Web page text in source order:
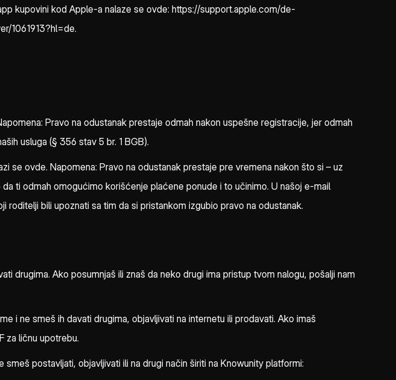
kupovini kod Apple-a nalaze se ovde: https://support.apple.com/de-
1061913?hl=de.
Pravo na odustanak prestaje odmah nakon uspešne registracije, jer odmah
usluga (§ 356 stav 5 br. 1 BGB).
se ovde. Napomena: Pravo na odustanak prestaje pre vremena nakon što si – uz
ti odmah omogućimo korišćenje plaćene ponude i to učinimo. U našoj e-mail
bili upoznati sa tim da si pristankom izgubio pravo na odustanak.
drugima. Ako posumnjaš ili znaš da neko drugi ima pristup tvom nalogu, pošalji nam
i ne smeš ih davati drugima, objavljivati na internetu ili prodavati. Ako imaš
za ličnu upotrebu.
postavljati, objavljivati ili na drugi način širiti na Knowunity platformi: